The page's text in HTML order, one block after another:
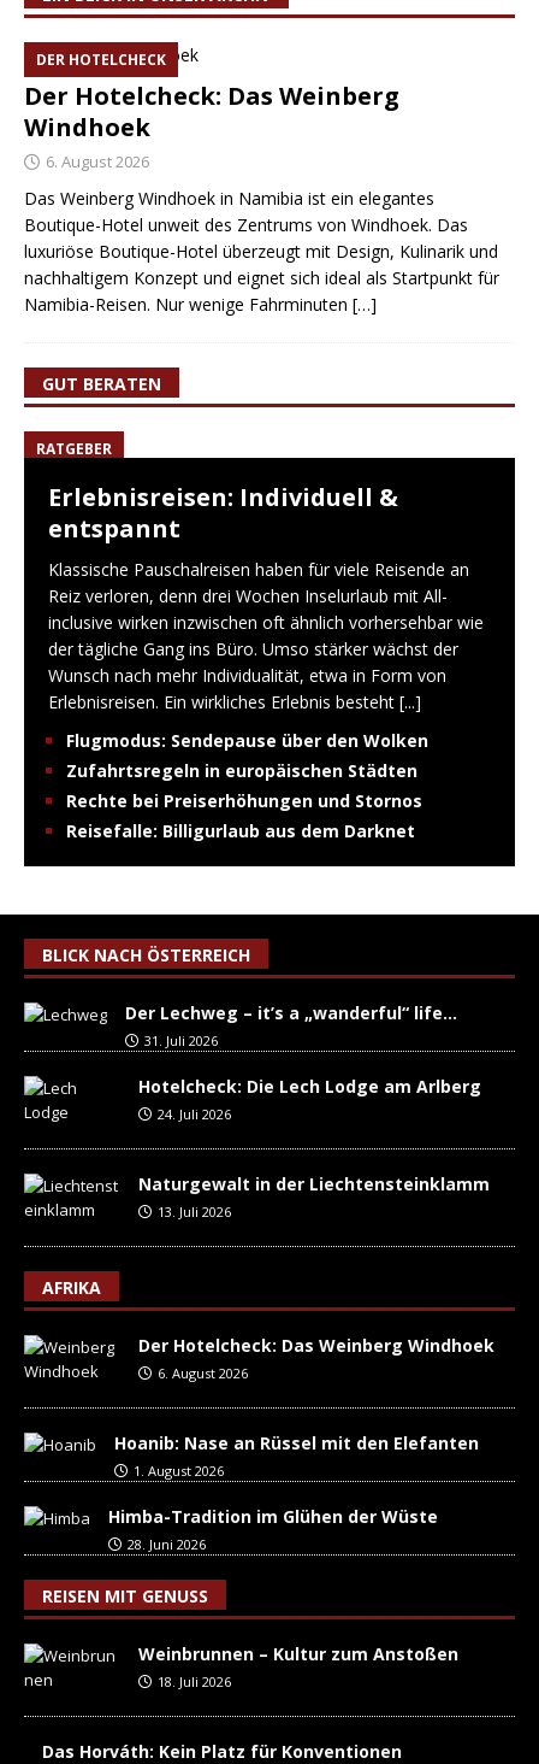
DER HOTELCHECK
Der Hotelcheck: Das Weinberg
Windhoek
6. August 2026
Das Weinberg Windhoek in Namibia ist ein elegantes
Boutique-Hotel unweit des Zentrums von Windhoek. Das
luxuriöse Boutique-Hotel überzeugt mit Design, Kulinarik und
nachhaltigem Konzept und eignet sich ideal als Startpunkt für
Namibia-Reisen. Nur wenige Fahrminuten […]
GUT BERATEN
RATGEBER
Erlebnisreisen: Individuell &
entspannt
Klassische Pauschalreisen haben für viele Reisende an
Reiz verloren, denn drei Wochen Inselurlaub mit All-
inclusive wirken inzwischen oft ähnlich vorhersehbar wie
der tägliche Gang ins Büro. Umso stärker wächst der
Wunsch nach mehr Individualität, etwa in Form von
Erlebnisreisen. Ein wirkliches Erlebnis besteht [...]
Flugmodus: Sendepause über den Wolken
Zufahrtsregeln in europäischen Städten
Rechte bei Preiserhöhungen und Stornos
Reisefalle: Billigurlaub aus dem Darknet
BLICK NACH ÖSTERREICH
Der Lechweg – it’s a „wanderful“ life…
31. Juli 2026
Hotelcheck: Die Lech Lodge am Arlberg
24. Juli 2026
Naturgewalt in der Liechtensteinklamm
13. Juli 2026
AFRIKA
Der Hotelcheck: Das Weinberg Windhoek
6. August 2026
Hoanib: Nase an Rüssel mit den Elefanten
1. August 2026
Himba-Tradition im Glühen der Wüste
28. Juni 2026
REISEN MIT GENUSS
Weinbrunnen – Kultur zum Anstoßen
18. Juli 2026
Das Horváth: Kein Platz für Konventionen